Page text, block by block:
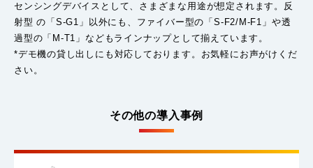
センシングデバイスとして、さまざまな用途が想定されます。反
射型 の「S-G1」以外にも、ファイバー型の「S-F2/M-F1」や透
過型の「M-T1」などもラインナップとして揃えています。
*デモ機の貸し出しにも対応しております。お気軽にお声がけくだ
さい。
その他の導入事例